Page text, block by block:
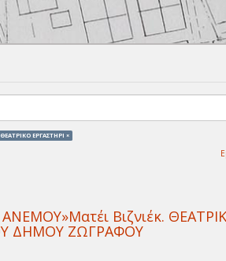
ΘΕΑΤΡΙΚΟ ΕΡΓΑΣΤΗΡΙ ×
Βιζνιέκ.
ΔΗΜΟΥ ΖΩΓΡΑΦΟΥ